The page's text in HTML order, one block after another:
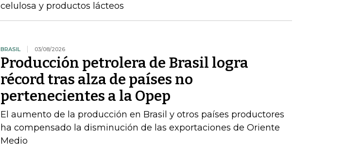
celulosa y productos lácteos
BRASIL 03/08/2026
Producción petrolera de Brasil logra
récord tras alza de países no
pertenecientes a la Opep
El aumento de la producción en Brasil y otros países productores
ha compensado la disminución de las exportaciones de Oriente
Medio